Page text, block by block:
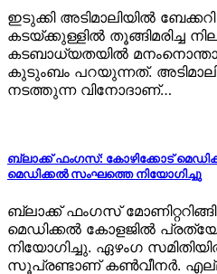
ഇടുക്കി അടിമാലിയിൽ
കടയ്ക്കുള്ളിൽ തൂങ്ങിമരിച്ച
കടബാധ്യതയിൽ
കുടുംബം പറയുന്നത്.
നടത്തുന്ന വിനോദാണ്…
ബ്ലാക്ക് ഫംഗസ്: കോഴിക്കോട്
മെഡിക്കൽ സംഘത്തെ നിയോഗിച്ചു
ബ്ലാക്ക് ഫംഗസ്
മെഡിക്കൽ കോളജിൽ
നിയോഗിച്ചു. ഏഴംഗ
സൂപ്രണ്ടാണ് കൺവീനർ.